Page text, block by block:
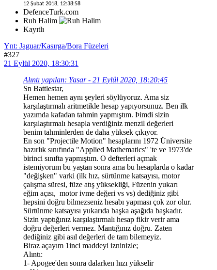
12 Şubat 2018, 12:38:58
DefenceTurk.com
Ruh Halim
Kayıtlı
Ynt: Jaguar/Kasırga/Bora Füzeleri
#327
21 Eylül 2020, 18:30:31
Alıntı yapılan: Yasar - 21 Eylül 2020, 18:20:45
Sn Battlestar,
Hemen hemen aynı şeyleri söylüyoruz. Ama siz
karşılaştırmalı aritmetikle hesap yapıyorsunuz. Ben ilk
yazımda kafadan tahmin yapmıştım. Þimdi sizin
karşılaştırmalı hesapla verdiğiniz menzil değerleri
benim tahminlerden de daha yüksek çıkıyor.
En son "Projectile Motion" hesaplarını 1972 Üniversite
hazırlık sınıfında "Applied Mathematics" 'te ve 1973'de
birinci sınıfta yapmıştım. O defterleri açmak
istemiyorum bu yaştan sonra ama bu hesaplarda o kadar
"değişken" varki (ilk hız, sürtünme katsayısı, motor
çalışma süresi, füze atış yüksekliği, Füzenin yukarı
eğim açısı, motor ivme değeri vs vs) dediğiniz gibi
hepsini doğru bilmezseniz hesabı yapması çok zor olur.
Sürtünme katsayısı yukarıda başka aşağıda başkadır.
Sizin yaptığınız karşılaştırmalı hesap fikir verir ama
doğru değerleri vermez. Mantığınız doğru. Zaten
dediğiniz gibi asıl değerleri de tam bilemeyiz.
Biraz açayım 1inci maddeyi izninizle;
Alıntı:
1- Apogee'den sonra dalarken hızı yükselir